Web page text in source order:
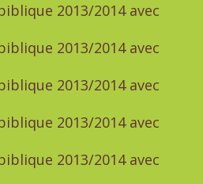
2013/2014 avec
2013/2014 avec
2013/2014 avec
2013/2014 avec
2013/2014 avec